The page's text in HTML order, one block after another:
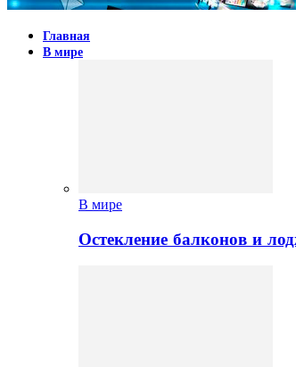
Главная
В мире
В мире
Остекление балконов и